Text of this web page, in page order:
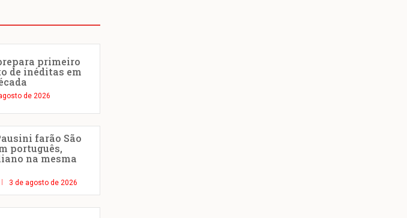
primeiro
de inéditas em
de 2026
farão São
português,
na mesma
3 de agosto de 2026